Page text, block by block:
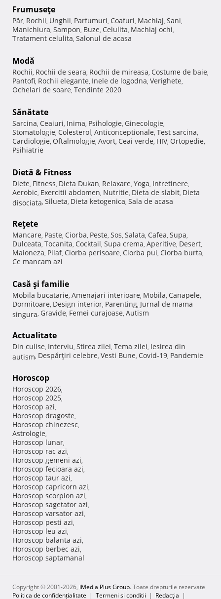
Frumuseţe
Păr, Rochii, Unghii, Parfumuri, Coafuri, Machiaj, Sani,
Manichiura, Sampon, Buze, Celulita, Machiaj ochi,
Tratament celulita, Salonul de acasa
Modă
Rochii, Rochii de seara, Rochii de mireasa, Costume de baie,
Pantofi, Rochii elegante, Inele de logodna, Verighete,
Ochelari de soare, Tendinte 2020
Sănătate
Sarcina, Ceaiuri, Inima, Psihologie, Ginecologie,
Stomatologie, Colesterol, Anticonceptionale, Test sarcina,
Cardiologie, Oftalmologie, Avort, Ceai verde, HIV, Ortopedie,
Psihiatrie
Dietă & Fitness
Diete, Fitness, Dieta Dukan, Relaxare, Yoga, Intretinere,
Aerobic, Exercitii abdomen, Nutritie, Dieta de slabit, Dieta
disociata, Silueta, Dieta ketogenica, Sala de acasa
Reţete
Mancare, Paste, Ciorba, Peste, Sos, Salata, Cafea, Supa,
Dulceata, Tocanita, Cocktail, Supa crema, Aperitive, Desert,
Maioneza, Pilaf, Ciorba perisoare, Ciorba pui, Ciorba burta,
Ce mancam azi
Casă şi familie
Mobila bucatarie, Amenajari interioare, Mobila, Canapele,
Dormitoare, Design interior, Parenting, Jurnal de mama
singura, Gravide, Femei curajoase, Autism
Actualitate
Din culise, Interviu, Stirea zilei, Tema zilei, Iesirea din
autism, Despărţiri celebre, Vesti Bune, Covid-19, Pandemie
Horoscop
Horoscop 2026,
Horoscop 2025,
Horoscop azi,
Horoscop dragoste,
Horoscop chinezesc,
Astrologie,
Horoscop lunar,
Horoscop rac azi,
Horoscop gemeni azi,
Horoscop fecioara azi,
Horoscop taur azi,
Horoscop capricorn azi,
Horoscop scorpion azi,
Horoscop sagetator azi,
Horoscop varsator azi,
Horoscop pesti azi,
Horoscop leu azi,
Horoscop balanta azi,
Horoscop berbec azi,
Horoscop saptamanal
Copyright © 2001-2026, iMedia Plus Group. Toate drepturile rezervate
Politica de confidențialitate | Termeni si conditii | Redacţia |